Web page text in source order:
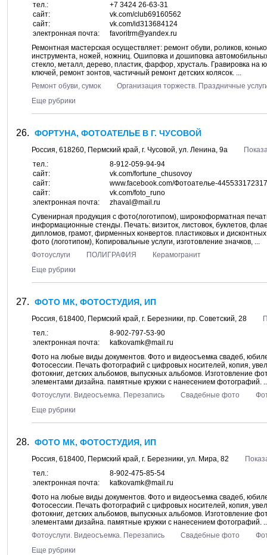
тел.:
+7 3424 26-63-31
сайт:
vk.com/club69160562
сайт:
vk.com/id313684124
электронная почта:
favoritrm@yandex.ru
Ремонтная мастерская осуществляет: ремонт обуви, роликов,
инструмента, ножей, ножниц. Ошиповка и дошиповка
стекло, металл, дерево, пластик, фарфор, хрусталь. Гравировка
ключей, ремонт зонтов, частичный ремонт детских колясок. ...
Ремонт обуви, сумок
Организация торжеств. Праздничные
Еще рубрики
ФОРТУНА, ФОТОАТЕЛЬЕ В Г. ЧУСОВОЙ
Россия, 618260, Пермский край, г. Чусовой, ул. Ленина, 9а
тел.:
8-912-059-94-94
сайт:
vk.com/fortune_chusovoy
сайт:
www.facebook.com/Фотоателье-
сайт:
vk.com/foto_runo
электронная почта:
zhaval@mail.ru
Сувенирная продукция с фото(логотипом), широкоформатная
информационные стенды. Печать: визиток, листовок, буклетов,
дипломов, грамот, фирменных конвертов. пластиковых и
фото (логотипом), Копировальные услуги, изготовление значков, ...
Фотоуслуги
ПОЛИГРАФИЯ
Керамогранит
Еще рубрики
ФОТО МК, ФОТОСТУДИЯ, ИП
Россия, 618400, Пермский край, г. Березники, пр. Советский, 28
тел.:
8-902-797-53-90
электронная почта:
katkovamk@mail.ru
Фото на любые виды документов. Фото и видеосъемка свадеб,
Фотосессии. Печать фотографий с цифровых носителей, копия,
фотокниг, детских альбомов, выпускных альбомов. Изготовление
элементами дизайна. памятные кружки с нанесением фотографий.
Фотоуслуги. Видеосъемка. Перезапись
Свадебные фото
Еще рубрики
ФОТО МК, ФОТОСТУДИЯ, ИП
Россия, 618400, Пермский край, г. Березники, ул. Мира, 82
тел.:
8-902-475-85-54
электронная почта:
katkovamk@mail.ru
Фото на любые виды документов. Фото и видеосъемка свадеб,
Фотосессии. Печать фотографий с цифровых носителей, копия,
фотокниг, детских альбомов, выпускных альбомов. Изготовление
элементами дизайна. памятные кружки с нанесением фотографий.
Фотоуслуги. Видеосъемка. Перезапись
Свадебные фото
Еще рубрики